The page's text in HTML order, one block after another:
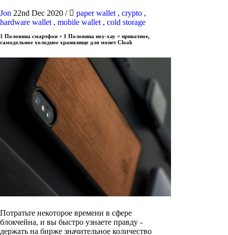
Jon 22nd Dec 2020 / paper wallet , crypto ,
hardware wallet , mobile wallet , cold storage
1 Половина смартфон + 1 Половина ноу-хау = приватное,
самодельное холодное хранилище для монет Cloak
Потратьте некоторое времени в сфере
блокчейна, и вы быстро узнаете правду -
держать на бирже значительное количество